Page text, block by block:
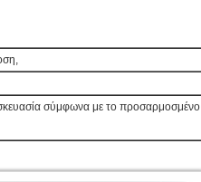
σύμφωνα με το προσαρμοσμένο